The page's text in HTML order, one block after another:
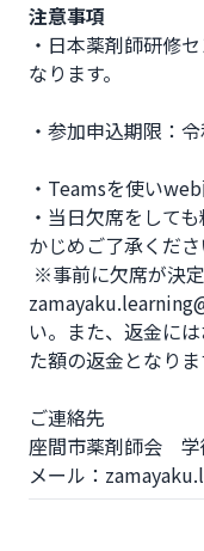
注意事項
・日本薬剤師研修
なります。
・参加申込期限：
・Teamsを使い
・当日欠席をして
かじめご
い。また、返金に
た額の返金となりま
ご連絡先
座間市薬剤師会　
メール：